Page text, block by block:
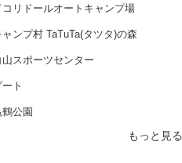
コリドールオートキャンプ場
ンプ村 TaTuTa(タツタ)の森
山スポーツセンター
ト
公園
もっと見る